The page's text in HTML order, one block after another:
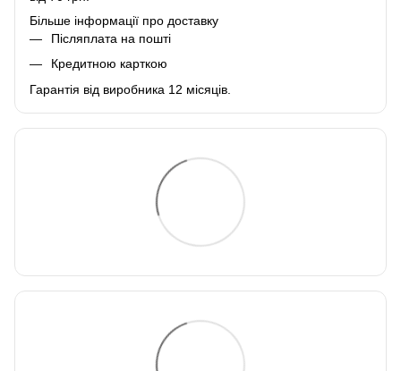
Більше інформації про доставку
Післяплата на пошті
Кредитною карткою
Гарантія від виробника 12 місяців.